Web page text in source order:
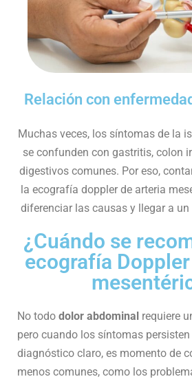
Relación con
Muchas veces, los síntomas de la
se confunden con gastritis, colon
digestivos comunes. Por eso,
la ecografía doppler de arteria
diferenciar las causas y llegar a
¿Cuándo se
ecografía
No todo dolor abdominal requiere
pero cuando los síntomas
diagnóstico claro, es momento de
menos comunes, como los